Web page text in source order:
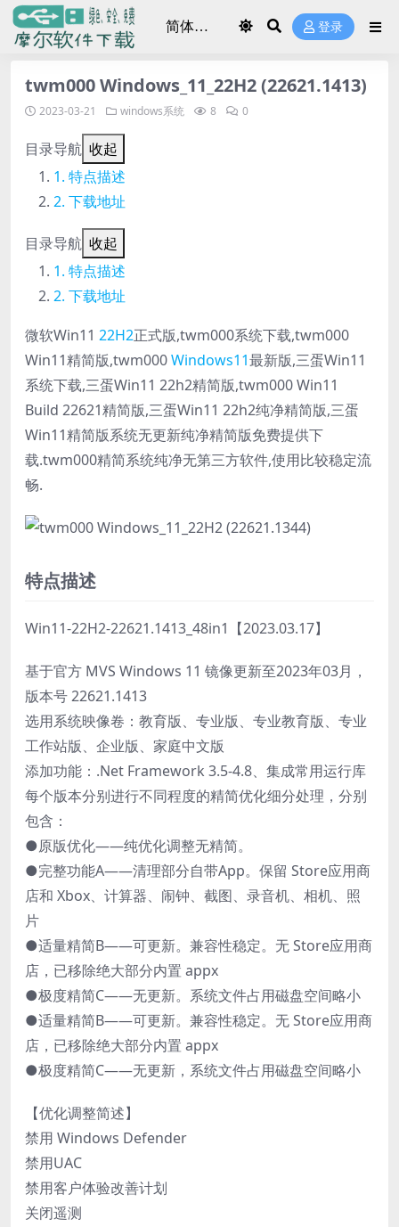
登录
twm000 Windows_11_22H2 (22621.1413)
2023-03-21 windows系统 8 0
目录导航 收起
特点描述
下载地址
目录导航 收起
特点描述
下载地址
微软Win11 22H2正式版,twm000系统下载,twm000
Win11精简版,twm000Windows11最新版,三蛋Win11
系统下载,三蛋Win11 22h2精简版,twm000 Win11
Build 22621精简版,三蛋Win11 22h2纯净精简版,三蛋
Win11精简版系统无更新纯净精简版免费提供下
载.twm000精简系统纯净无第三方软件,使用比较稳定流
畅.
特点描述
Win11-22H2-22621.1413_48in1【2023.03.17】
基于官方 MVS Windows 11 镜像更新至2023年03月，
版本号 22621.1413
选用系统映像卷：教育版、专业版、专业教育版、专业
工作站版、企业版、家庭中文版
添加功能：.Net Framework 3.5-4.8、集成常用运行库
每个版本分别进行不同程度的精简优化细分处理，分别
包含：
●原版优化——纯优化调整无精简。
●完整功能A——清理部分自带App。保留 Store应用商
店和 Xbox、计算器、闹钟、截图、录音机、相机、照
片
●适量精简B——可更新。兼容性稳定。无 Store应用商
店，已移除绝大部分内置 appx
●极度精简C——无更新。系统文件占用磁盘空间略小
●适量精简B——可更新。兼容性稳定。无 Store应用商
店，已移除绝大部分内置 appx
●极度精简C——无更新，系统文件占用磁盘空间略小
【优化调整简述】
禁用 Windows Defender
禁用UAC
禁用客户体验改善计划
关闭遥测